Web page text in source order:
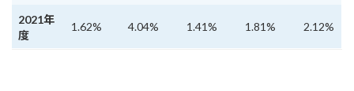
2021年
度
1.62% 4.04% 1.41% 1.81% 2.12%